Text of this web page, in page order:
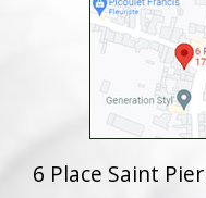
6 Place Saint